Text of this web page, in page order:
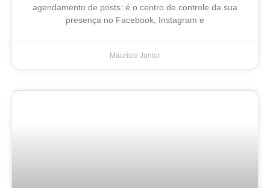
agendamento de posts: é o centro de controle da sua
presença no Facebook, Instagram e
Mauricio Junior